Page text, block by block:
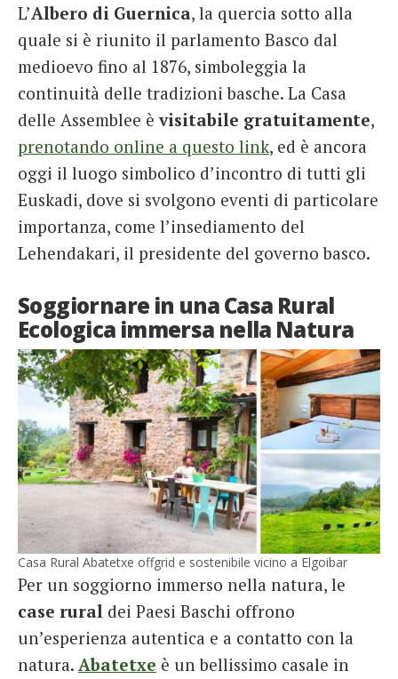
L’Albero di Guernica, la quercia sotto alla
quale si è riunito il parlamento Basco dal
medioevo fino al 1876, simboleggia la
continuità delle tradizioni basche. La Casa
delle Assemblee èvisitabile gratuitamente,
prenotando online a questo link, ed è ancora
oggi il luogo simbolico d’incontro di tutti gli
Euskadi, dove si svolgono eventi di particolare
importanza, come l’insediamento del
Lehendakari, il presidente del governo basco.
Soggiornare in una Casa Rural
Ecologica immersa nella Natura
Casa Rural Abatetxe offgrid e sostenibile vicino a Elgoibar
Per un soggiorno immerso nella natura, le
case rural dei Paesi Baschi offrono
un’esperienza autentica e a contatto con la
natura. Abatetxe è un bellissimo casale in